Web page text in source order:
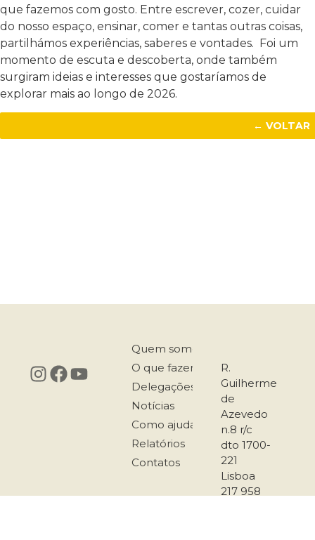
que fazemos com gosto. Entre escrever, cozer, cuidar
do nosso espaço, ensinar, comer e tantas outras coisas,
partilhámos experiências, saberes e vontades. Foi um
momento de escuta e descoberta, onde também
surgiram ideias e interesses que gostaríamos de
explorar mais ao longo de 2026.
← VOLTAR
Quem somos
O que fazemos
Delegações
Notícias
Como ajudar
Relatórios
Contatos
R.
Guilherme
de
Azevedo
n.8 r/c
dto 1700-
221
Lisboa
217 958